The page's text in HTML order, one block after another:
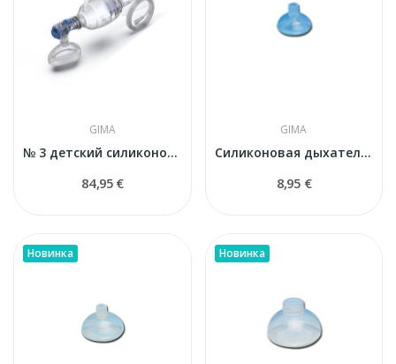
GIMA
№ 3 детский силиконовый реанимационный набор с...
84,95 €
GIMA
Силиконовая дыхательная маска GIMA № 0 (для...
8,95 €
Новинка Новинка